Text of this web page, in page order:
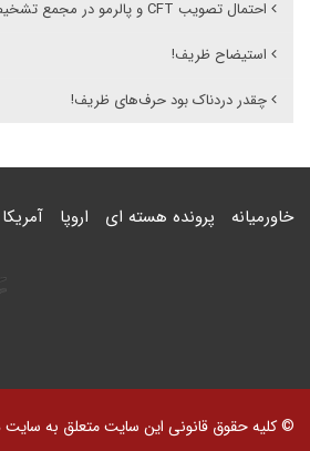
احتمال تصویب CFT و پالرمو در مجمع تشخیص قوت گرفته است
استیضاح ظریف!
چقدر دردناک بود حرف‌های ظریف!
خاورمیانه پرونده هسته ای اروپا آمریکا
© کلیه حقوق قانونی این سایت متعلق به سایت